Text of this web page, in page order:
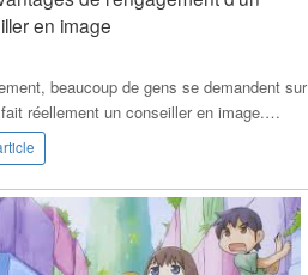
en image
beaucoup de gens se demandent sur
réellement un conseiller en image.…